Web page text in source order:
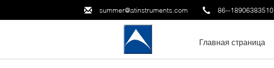
summer@atinstruments.com 86--18906383510
Главная страница